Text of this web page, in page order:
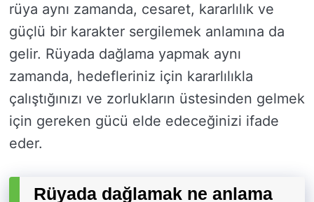
rüya aynı zamanda, cesaret, kararlılık ve
güçlü bir karakter sergilemek anlamına da
gelir. Rüyada dağlama yapmak aynı
zamanda, hedefleriniz için kararlılıkla
çalıştığınızı ve zorlukların üstesinden gelmek
için gereken gücü elde edeceğinizi ifade
eder.
Rüyada dağlamak ne anlama